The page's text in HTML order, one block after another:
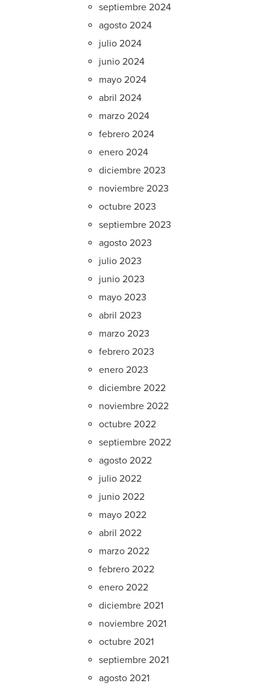
septiembre 2024
agosto 2024
julio 2024
junio 2024
mayo 2024
abril 2024
marzo 2024
febrero 2024
enero 2024
diciembre 2023
noviembre 2023
octubre 2023
septiembre 2023
agosto 2023
julio 2023
junio 2023
mayo 2023
abril 2023
marzo 2023
febrero 2023
enero 2023
diciembre 2022
noviembre 2022
octubre 2022
septiembre 2022
agosto 2022
julio 2022
junio 2022
mayo 2022
abril 2022
marzo 2022
febrero 2022
enero 2022
diciembre 2021
noviembre 2021
octubre 2021
septiembre 2021
agosto 2021